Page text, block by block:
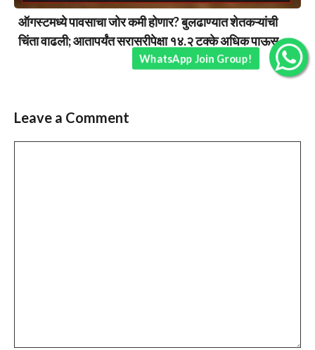
ऑगस्टमध्ये पावसाचा जोर कमी होणार? बुलढाण्यात शेतकऱ्यांची
चिंता वाढली; आतापर्यंत सरासरीपेक्षा १४.२ टक्के अधिक पाऊस….
Leave a Comment
WhatsApp Join Group!